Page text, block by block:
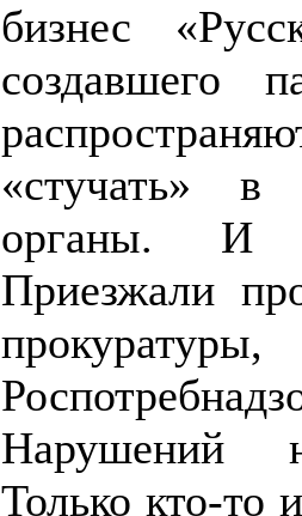
бизнес
создавшего
«стучать» в
органы. И
Приезжали
прокуратуры,
Нарушений
Только кто-то